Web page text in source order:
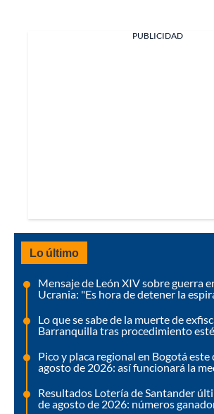
PUBLICIDAD
Lo último
Mensaje de León XIV sobre guerra
Ucrania: "Es hora de detener la
Lo que se sabe de la muerte de
Barranquilla tras procedimiento
Pico y placa regional en Bogotá este
agosto de 2026: así funcionará la
Resultados Lotería de Santander
de agosto de 2026: números